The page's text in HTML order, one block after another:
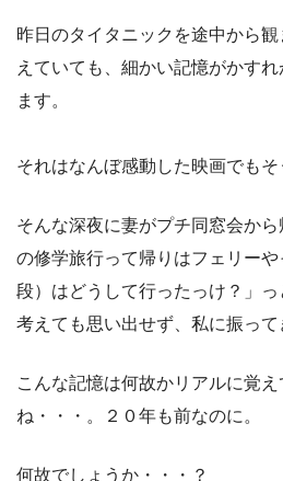
昨日のタイタニックを途中から
えていても、細かい記憶がかす
ます。
それはなんぼ感動した映画でもそ
そんな深夜に妻がプチ同窓会か
の修学旅行って帰りはフェリー
段）はどうして行ったっけ？」
考えても思い出せず、私に振って
こんな記憶は何故かリアルに覚え
ね・・・。２０年も前なのに。
何故でしょうか・・・？